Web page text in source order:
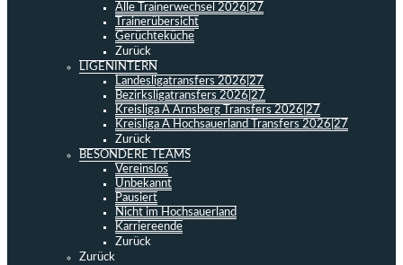
Alle Trainerwechsel 2026|27
Trainerübersicht
Gerüchteküche
Zurück
LIGENINTERN
Landesligatransfers 2026|27
Bezirksligatransfers 2026|27
Kreisliga A Arnsberg Transfers 2026|27
Kreisliga A Hochsauerland Transfers 2026|27
Zurück
BESONDERE TEAMS
Vereinslos
Unbekannt
Pausiert
Nicht im Hochsauerland
Karriereende
Zurück
Zurück